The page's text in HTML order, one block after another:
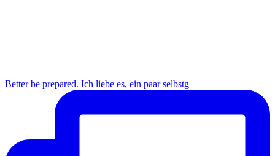
Better be prepared. Ich liebe es, ein paar selbstg